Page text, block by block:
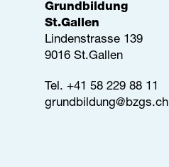
Grundbildung
St.Gallen
Lindenstrasse 139
9016 St.Gallen
Tel. +41 58 229 88 11
grundbildung@bzgs.ch